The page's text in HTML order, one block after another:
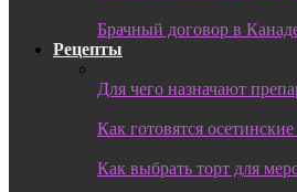
Брачный договор в
Рецепты
Для чего назначают
Как готовятся
Как выбрать торт для